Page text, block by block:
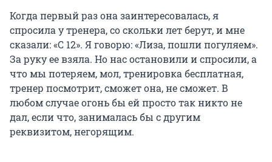
Когда первый раз она заинтересовалась, я
спросила у тренера, со скольки лет берут, и мне
сказали: «С 12». Я говорю: «Лиза, пошли погуляем».
За руку ее взяла. Но нас остановили и спросили, а
что мы потеряем, мол, тренировка бесплатная,
тренер посмотрит, сможет она, не сможет. В
любом случае огонь бы ей просто так никто не
дал, если что, занималась бы с другим
реквизитом, негорящим.